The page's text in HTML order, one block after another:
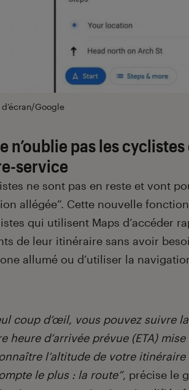
Google
n’oublie pas les
service
ne sont pas en reste et vont
allégée”. Cette nouvelle
qui utilisent Maps d’accéder
de leur itinéraire sans avoir
allumé ou d’utiliser la
coup d’œil, vous pouvez suivre
heure d’arrivée prévue (ETA)
l’altitude de votre
le plus : la route”, précise le